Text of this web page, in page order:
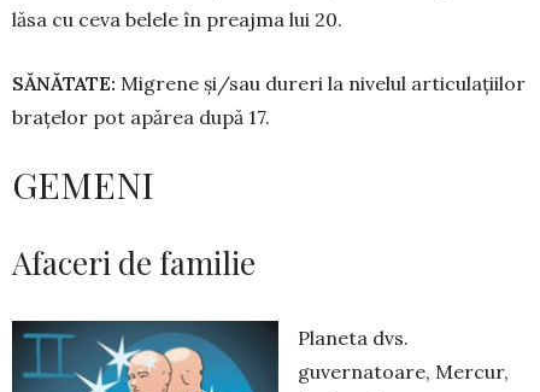
lăsa cu ceva belele în preajma lui 20.
SĂNĂTATE: Migrene și/sau dureri la nivelul articulațiilor
brațelor pot apă­rea după 17.
GEMENI
Afaceri de familie
Planeta dvs.
guvernatoare, Mercur,